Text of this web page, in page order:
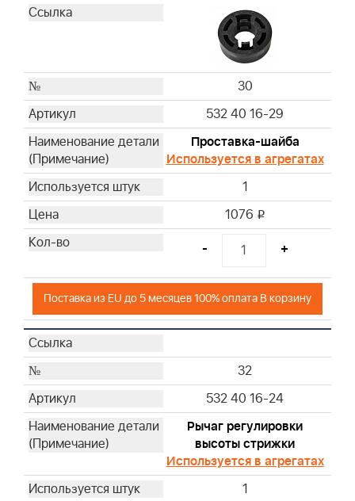
30
532 40 16-29
Проставка-шайба
Используется в агрегатах
1
1076 i
- +
Поставка из EU до 5 месяцев 100% оплата В корзину
32
532 40 16-24
Рычаг регулировки
высоты стрижки
Используется в агрегатах
1